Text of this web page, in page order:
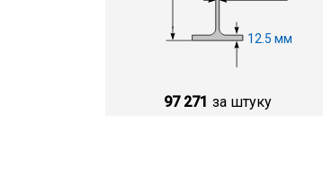
12.5 мм
97 271 за штуку